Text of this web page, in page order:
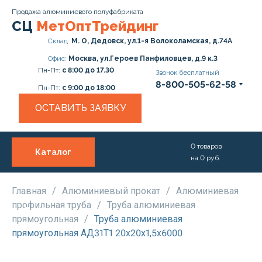
Продажа алюминиевого полуфабриката
СЦ МетОптТрейдинг
Склад: М. О, Дедовск, ул.1-я Волоколамская, д.74А
Офис: Москва, ул.Героев Панфиловцев, д.9 к.3
Пн-Пт: с 8:00 до 17.30
Пн-Пт: с 9:00 до 18:00
Звонок бесплатный
8-800-505-62-58
ОСТАВИТЬ ЗАЯВКУ
Каталог
Прайс
Доставка и Оплата
0 товаров
на 0 руб.
Главная / Алюминиевый прокат / Алюминиевая
профильная труба / Труба алюминиевая
прямоугольная / Труба алюминиевая
прямоугольная АД31Т1 20х20х1,5х6000